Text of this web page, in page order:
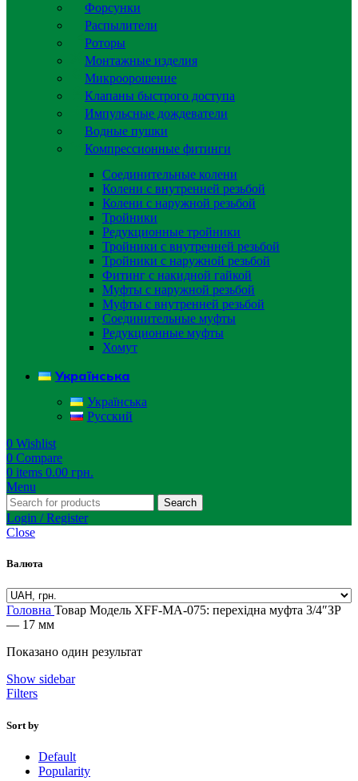
Форсунки
Распылители
Роторы
Монтажные изделия
Микроорошение
Клапаны быстрого доступа
Импульсные дождеватели
Водные пушки
Компрессионные фитинги
Соединительные колени
Колени с внутренней резьбой
Колени с наружной резьбой
Тройники
Редукционные тройники
Тройники с внутренней резьбой
Тройники с наружной резьбой
Фитинг с накидной гайкой
Муфты с наружной резьбой
Муфты с внутренней резьбой
Соединительные муфты
Редукционные муфты
Хомут
Українська
Українська
Русский
0 Wishlist
0 Compare
0 items 0.00 грн.
Menu
Search
Login / Register
Close
Валюта
Головна Товар Модель XFF-MA-075: перехідна муфта 3/4″ЗР
— 17 мм
Показано один результат
Show sidebar
Filters
Sort by
Default
Popularity